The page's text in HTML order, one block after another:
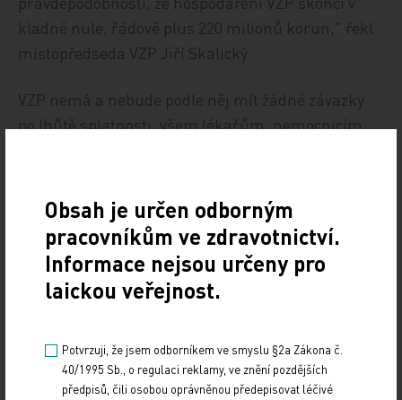
kladné nule, řádově plus 220 milionů korun," řekl
místopředseda VZP Jiří Skalický.
VZP nemá a nebude podle něj mít žádné závazky
po lhůtě splatnosti, všem lékařům, nemocnicím,
dosažených úsporách na provozu VZP, týkají se IT
technologií, bankovních poplatků či nákladů na
služby mobilních operátorů, celkem jsou to úspory
v řádech stovek milionů korun.
Zdroj: ČTK
Obsah je určen odborným
pracovníkům ve zdravotnictví.
Informace nejsou určeny pro
laickou veřejnost.
Potvrzuji, že jsem odborníkem ve smyslu §2a Zákona č.
40/1995 Sb., o regulaci reklamy, ve znění pozdějších
předpisů, čili osobou oprávněnou předepisovat léčivé